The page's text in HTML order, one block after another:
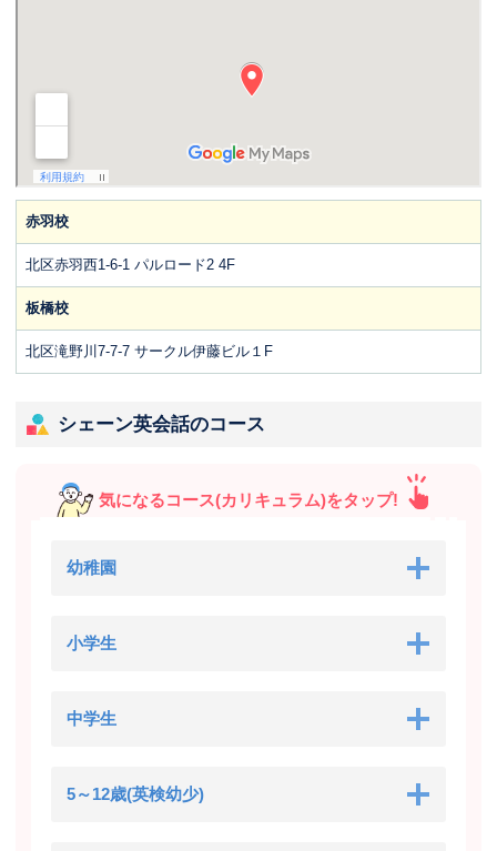
赤羽校
北区赤羽西1-6-1 パルロード2 4F
板橋校
北区滝野川7-7-7 サークル伊藤ビル１F
シェーン英会話のコース
気になるコース(カリキュラム)をタップ!
幼稚園
小学生
中学生
5～12歳(英検幼少)